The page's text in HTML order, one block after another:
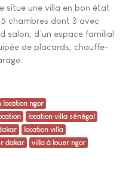
situe une villa en bon état
chambres dont 3 avec
salon, d’un espace familial
de placards, chauffe-
location ngor
location villa sénégal
location villa
dakar
villa à louer ngor